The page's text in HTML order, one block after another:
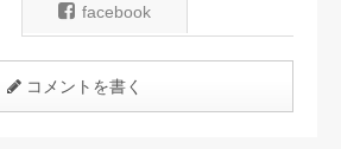
facebook
コメントを書く